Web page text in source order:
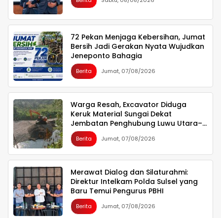
72 Pekan Menjaga Kebersihan, Jumat
Bersih Jadi Gerakan Nyata Wujudkan
Jeneponto Bahagia
Berita Jumat, 07/08/2026
Warga Resah, Excavator Diduga
Keruk Material Sungai Dekat
Jembatan Penghubung Luwu Utara–
Luwu Timur
Berita Jumat, 07/08/2026
Merawat Dialog dan Silaturahmi:
Direktur Intelkam Polda Sulsel yang
Baru Temui Pengurus PBHI
Berita Jumat, 07/08/2026